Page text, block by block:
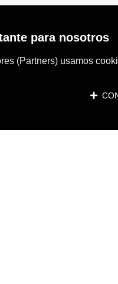
para nosotros
(Partners) usamos